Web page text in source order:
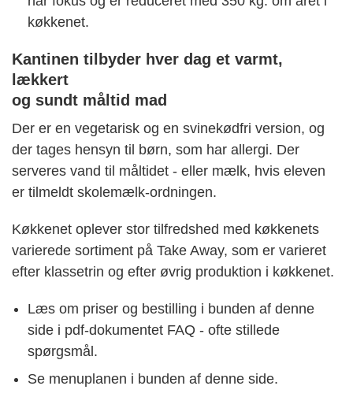
køkkenet.
Kantinen tilbyder hver dag et varmt,
lækkert
og sundt måltid mad
Der er en vegetarisk og en svinekødfri version, og
der tages hensyn til børn, som har allergi. Der
serveres vand til måltidet - eller mælk, hvis eleven
er tilmeldt skolemælk-ordningen.
Køkkenet oplever stor tilfredshed med køkkenets
varierede sortiment på Take Away, som er varieret
efter klassetrin og efter øvrig produktion i køkkenet.
Læs om priser og bestilling i bunden af denne
side i pdf-dokumentet FAQ - ofte stillede
spørgsmål.
Se menuplanen i bunden af denne side.